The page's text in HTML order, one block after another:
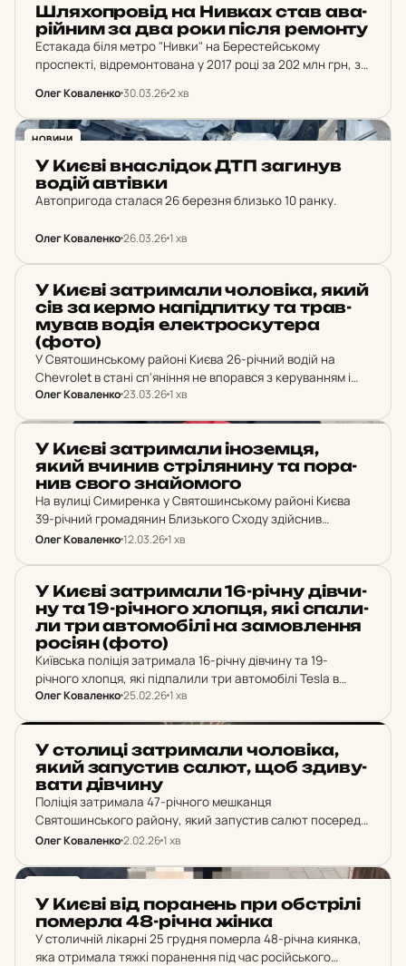
Шля­хоп­ро­від на Нивках став ава­
рій­ним за два роки після ре­мон­ту
Естакада біля метро "Нивки" на Берестейському
проспекті, відремонтована у 2017 році за 202 млн грн, за
експлуатаційний стан – непрацездатний. Причина:
підрядник замість…
Олег Коваленко30.03.262 хв
НОВИНИ
У Києві внас­лі­док ДТП за­ги­нув
водій ав­тів­ки
Автопригода сталася 26 березня близько 10 ранку.
Олег Коваленко26.03.261 хв
НОВИНИ
У Києві зат­ри­ма­ли чо­ло­ві­ка, який
сів за кермо на­під­пит­ку та трав­
му­вав водія елек­трос­ку­те­ра
(фото)
У Святошинському районі Києва 26-річний водій на
Chevrolet в стані сп'яніння не впорався з керуванням і
здійснив наїзд на водія електроскутера. Потерпілого
Олег Коваленко23.03.261 хв
У Києві зат­ри­ма­ли іно­зем­ця,
який вчинив стрі­ля­ни­ну та по­ра­
нив свого зна­йо­мо­го
На вулиці Симиренка у Святошинському районі Києва
39-річний громадянин Близького Сходу здійснив
щонайменше сім пострілів у 36-річного киянина. За
Олег Коваленко12.03.261 хв
НОВИНИ
У Києві зат­ри­ма­ли 16-річну дів­чи­
ну та 19-річ­но­го хлопця, які спа­ли­
ли три ав­то­мо­бі­лі на за­мов­лен­ня
росіян (фото)
Київська поліція затримала 16-річну дівчину та 19-
річного хлопця, які підпалили три автомобілі Tesla в
Святошинському районі за вказівками російських
Олег Коваленко25.02.261 хв
У сто­ли­ці зат­ри­ма­ли чо­ло­ві­ка,
який за­пус­тив салют, щоб зди­ву­
ва­ти дів­чи­ну
Поліція затримала 47-річного мешканця
Святошинського району, який запустив салют посеред
міста. Правоохоронці виявили правопорушника через
хотів здивувати дівчину, з якою нещодавно
Олег Коваленко2.02.261 хв
У Києві від по­ра­нень при об­стрі­лі
по­мер­ла 48-річна жінка
У столичній лікарні 25 грудня померла 48-річна киянка,
яка отримала тяжкі поранення під час російського